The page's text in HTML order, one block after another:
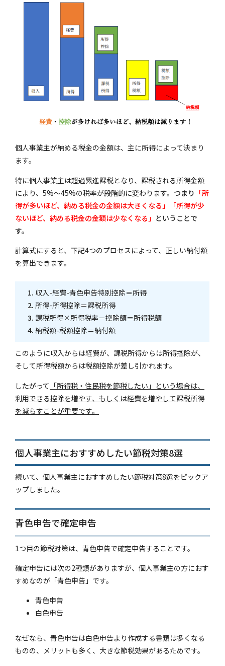
個人事業主が納める税金の金額は、主に所得によって決まり
ます。
特に個人事業主は超過累進課税となり、課税される所得金額
により、5%～45%の税率が段階的に変わります。 つまり 「所
得が多いほど、納める税金の金額は大きくなる」「所得が少
ないほど、納める税金の金額は少なくなる」 ということで
す。
計算式にすると、下記4つのプロセスによって、正しい納付額
を算出できます。
収入-経費-青色申告特別控除＝所得
所得-所得控除＝課税所得
課税所得×所得税率－控除額＝所得税額
納税額-税額控除＝納付額
このように収入からは経費が、課税所得からは所得控除が、
そして所得税額からは税額控除が差し引かれます。
したがって 「所得税・住民税を節税したい」という場合は、
利用できる控除を増やす、もしくは経費を増やして課税所得
を減らすことが重要です。
個人事業主におすすめしたい節税対策8選
続いて、個人事業主におすすめしたい節税対策8選をピックア
ップしました。
青色申告で確定申告
1つ目の節税対策は、青色申告で確定申告することです。
確定申告には次の2種類がありますが、個人事業主の方におす
すめなのが「青色申告」です。
青色申告
白色申告
なぜなら、青色申告は白色申告より作成する書類は多くなる
ものの、メリットも多く、大きな節税効果があるためです。